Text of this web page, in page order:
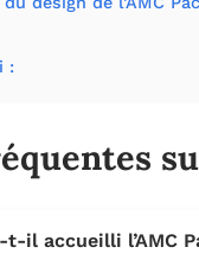
:
il accueilli l’AMC